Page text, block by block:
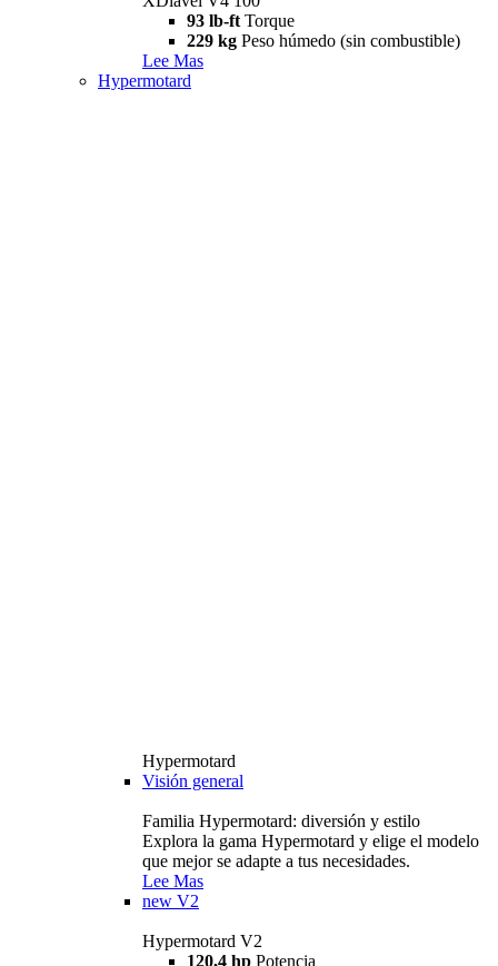
93 lb-ft Torque
229 kg Peso húmedo (sin combustible)
Lee Mas
Hypermotard
Hypermotard
Visión general
Familia Hypermotard: diversión y estilo
Explora la gama Hypermotard y elige el modelo
que mejor se adapte a tus necesidades.
Lee Mas
new V2
Hypermotard V2
120,4 hp Potencia